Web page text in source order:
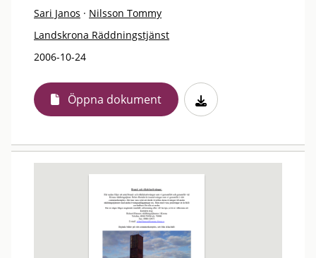
Sari Janos · Nilsson Tommy
Landskrona Räddningstjänst
2006-10-24
Öppna dokument